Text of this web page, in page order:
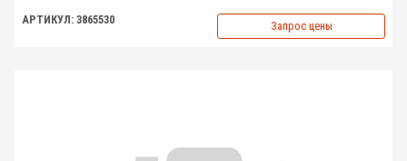
АРТИКУЛ: 3865530 Запрос цены